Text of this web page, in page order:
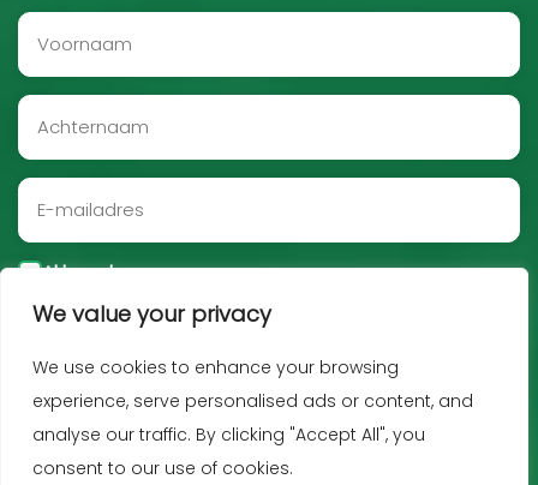
We value your privacy
We use cookies to enhance your browsing
experience, serve personalised ads or content, and
analyse our traffic. By clicking "Accept All", you
consent to our use of cookies.
Akkoord